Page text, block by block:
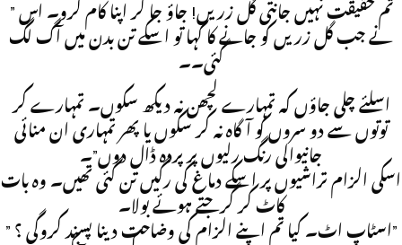
” تم حقیقت نہیں جانتی گل زریں! جاؤ جا کر اپنا کام کرو۔ اس
نے جب گل زریں کو جانے کا کہا تو اسکے تن بدن میں آگ لگ
گئی۔۔
اسلئے چلی جاؤں کہ تمہارے لچھن نہ دیکھ سکوں۔ تمہارے کر
توتوں سے دو سروں کو آگاہ نہ کر سکوں یا پھر تمہاری ان منائی
جانیوالی رنگ رلیوں پر پردہ ڈال دوں”۔
اسکی الزام تراشیوں پر اسکے دماغ کی رگیں تن گئی تھیں۔ وہ بات
کاٹ کر گرجتے ہوئے بولا۔
” اسٹاپ اٹ۔ کیا تم اپنے الزام کی وضاحت دینا پسند کروگی ؟”